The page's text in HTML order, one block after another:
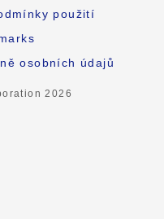
použití
osobních údajů
2026